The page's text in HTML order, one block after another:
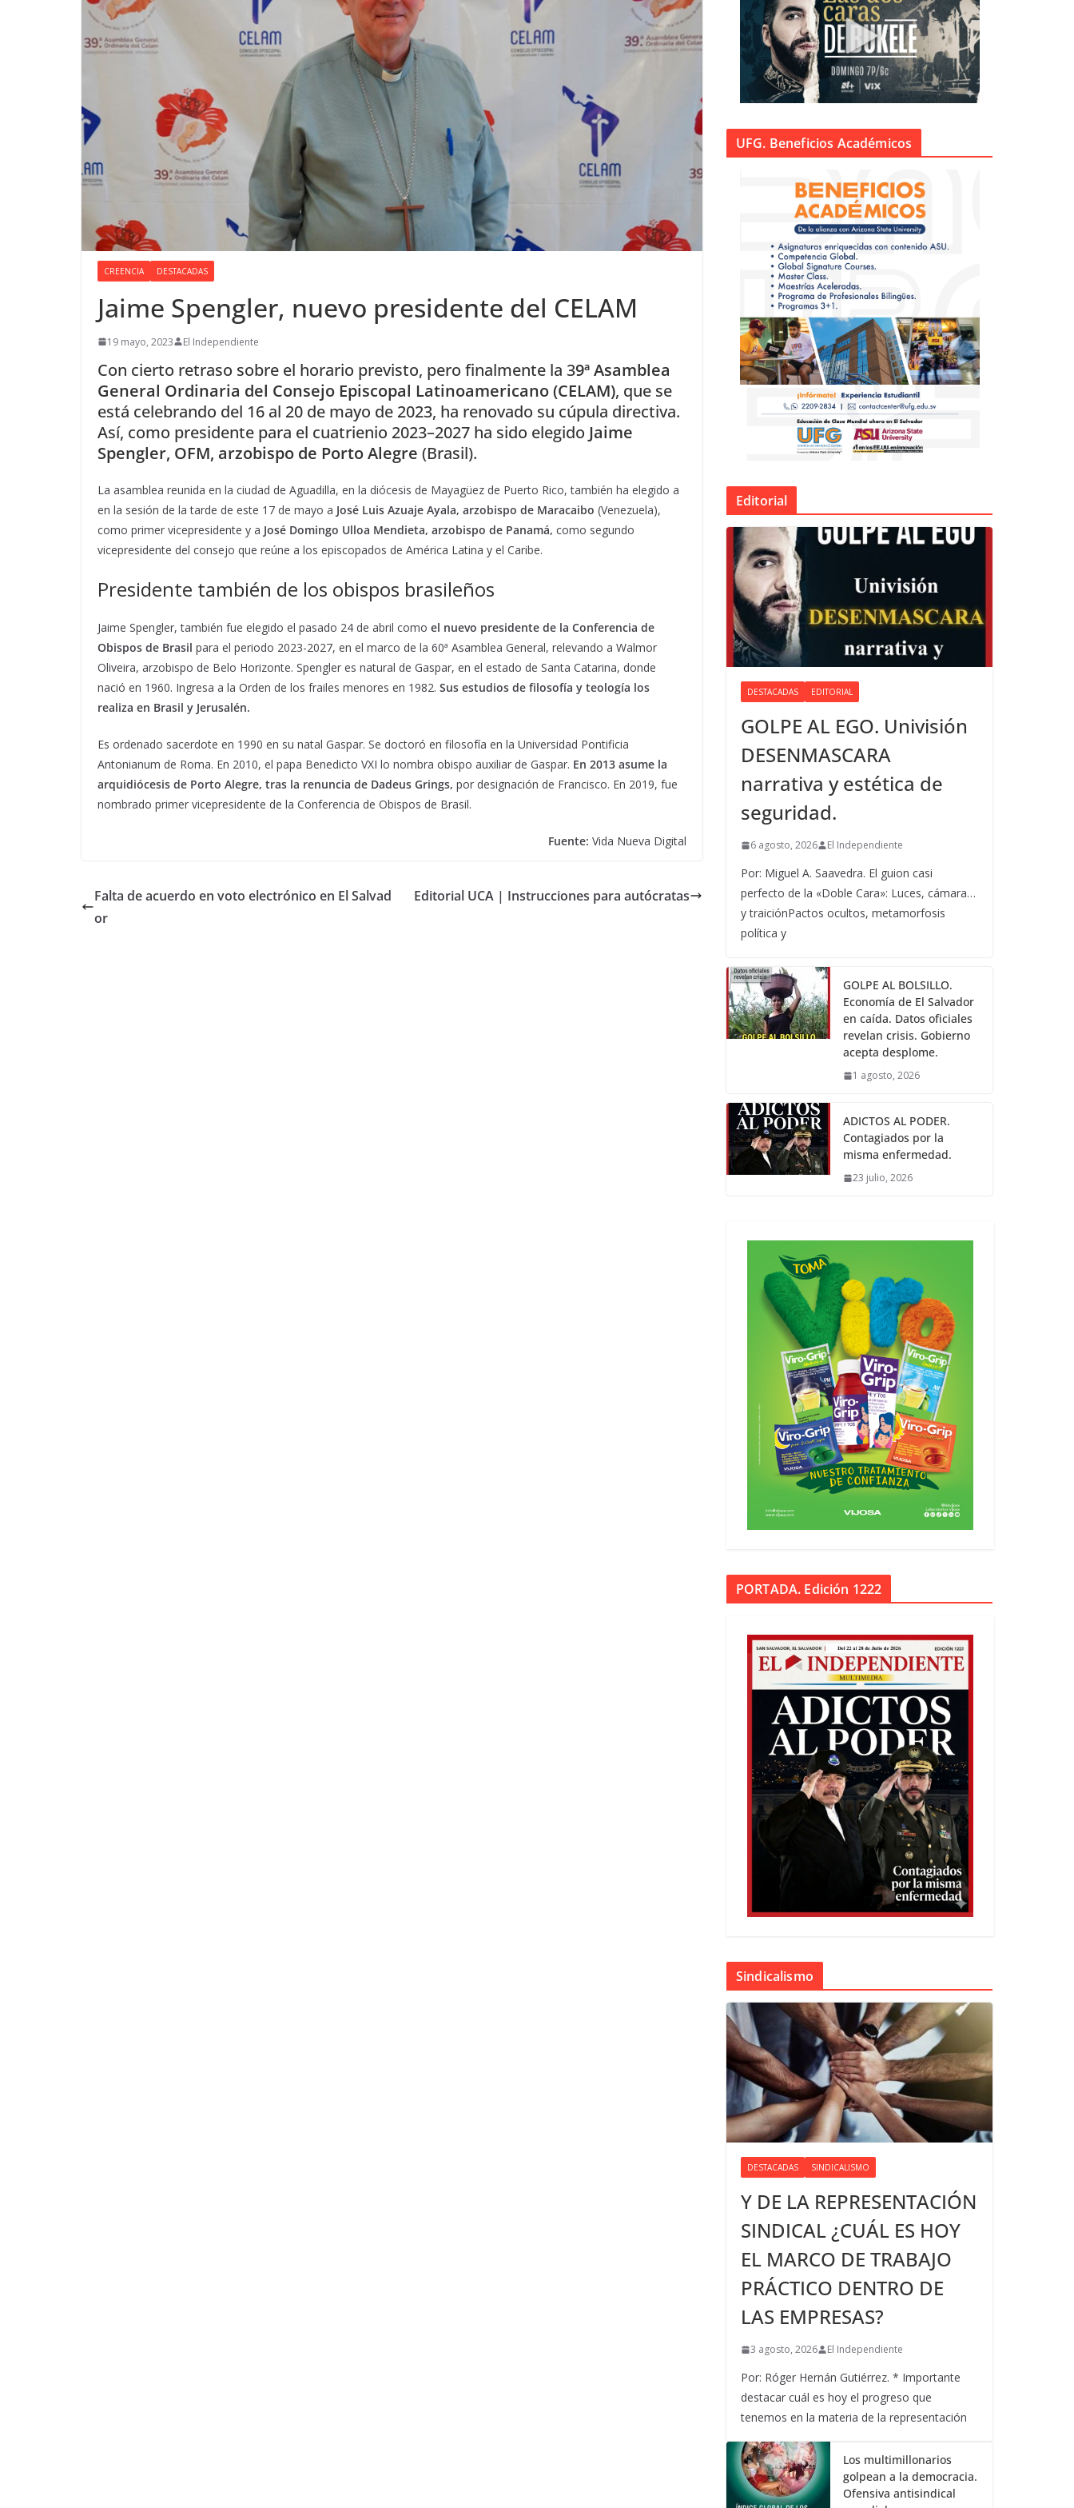
CREENCIA DESTACADAS
Jaime Spengler, nuevo presidente del CELAM
19 mayo, 2023 El Independiente
Con cierto retraso sobre el horario previsto, pero finalmente la 39ª Asamblea
General Ordinaria del Consejo Episcopal Latinoamericano (CELAM), que se
está celebrando del 16 al 20 de mayo de 2023, ha renovado su cúpula directiva.
Así, como presidente para el cuatrienio 2023–2027 ha sido elegido Jaime
Spengler, OFM, arzobispo de Porto Alegre (Brasil).
La asamblea reunida en la ciudad de Aguadilla, en la diócesis de Mayagüez de Puerto Rico, también ha elegido a
en la sesión de la tarde de este 17 de mayo a José Luis Azuaje Ayala, arzobispo de Maracaibo (Venezuela),
como primer vicepresidente y a José Domingo Ulloa Mendieta, arzobispo de Panamá, como segundo
vicepresidente del consejo que reúne a los episcopados de América Latina y el Caribe.
Presidente también de los obispos brasileños
Jaime Spengler, también fue elegido el pasado 24 de abril como el nuevo presidente de la Conferencia de
Obispos de Brasil para el periodo 2023-2027, en el marco de la 60ª Asamblea General, relevando a Walmor
Oliveira, arzobispo de Belo Horizonte. Spengler es natural de Gaspar, en el estado de Santa Catarina, donde
nació en 1960. Ingresa a la Orden de los frailes menores en 1982. Sus estudios de filosofía y teología los
realiza en Brasil y Jerusalén.
Es ordenado sacerdote en 1990 en su natal Gaspar. Se doctoró en filosofía en la Universidad Pontificia
Antonianum de Roma. En 2010, el papa Benedicto VXI lo nombra obispo auxiliar de Gaspar. En 2013 asume la
arquidiócesis de Porto Alegre, tras la renuncia de Dadeus Grings, por designación de Francisco. En 2019, fue
nombrado primer vicepresidente de la Conferencia de Obispos de Brasil.
Fuente: Vida Nueva Digital
Falta de acuerdo en voto electrónico en El Salvad
or
Editorial UCA | Instrucciones para autócratas
UFG. Beneficios Académicos
Editorial
DESTACADAS EDITORIAL
GOLPE AL EGO. Univisión
DESENMASCARA
narrativa y estética de
seguridad.
6 agosto, 2026 El Independiente
Por: Miguel A. Saavedra. El guion casi
perfecto de la «Doble Cara»: Luces, cámara…
y traiciónPactos ocultos, metamorfosis
política y
GOLPE AL BOLSILLO.
Economía de El Salvador
en caída. Datos oficiales
revelan crisis. Gobierno
acepta desplome.
1 agosto, 2026
ADICTOS AL PODER.
Contagiados por la
misma enfermedad.
23 julio, 2026
PORTADA. Edición 1222
Sindicalismo
DESTACADAS SINDICALISMO
Y DE LA REPRESENTACIÓN
SINDICAL ¿CUÁL ES HOY
EL MARCO DE TRABAJO
PRÁCTICO DENTRO DE
LAS EMPRESAS?
3 agosto, 2026 El Independiente
Por: Róger Hernán Gutiérrez. * Importante
destacar cuál es hoy el progreso que
tenemos en la materia de la representación
Los multimillonarios
golpean a la democracia.
Ofensiva antisindical